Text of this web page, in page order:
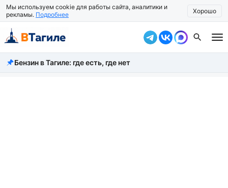
Мы используем cookie для работы сайта, аналитики и
рекламы. Подробнее Хорошо
Все новости
Бензин в Тагиле: где есть, где нет